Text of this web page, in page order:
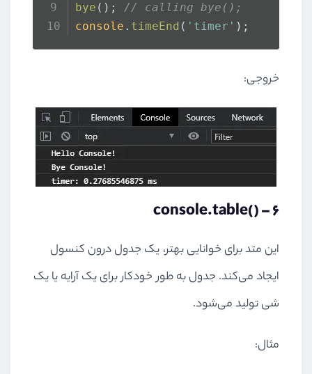
bye (); // calling bye();
console . timeEnd ( 'timer' );
خروجی:
6 –
console.table()
این متد برای خوانایی بهتر، یک جدول درون کنسول
ایجاد می‌کند. جدول به طور خودکار برای یک آرایه یا یک
شی تولید می‌شود.
مثال: